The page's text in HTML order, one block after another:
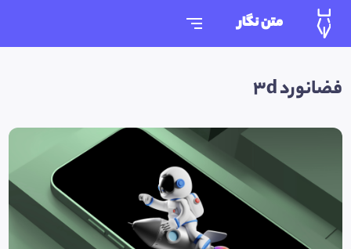
متن نگار
فضانورد 3d